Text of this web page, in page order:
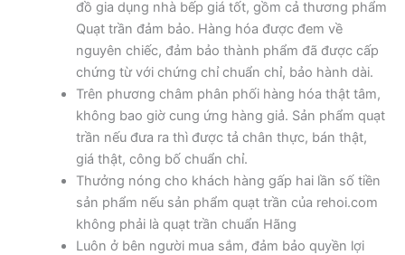
đồ gia dụng nhà bếp giá tốt, gồm cả thương phẩm
Quạt trần đảm bảo. Hàng hóa được đem về
nguyên chiếc, đảm bảo thành phẩm đã được cấp
chứng từ với chứng chỉ chuẩn chỉ, bảo hành dài.
Trên phương châm phân phối hàng hóa thật tâm,
không bao giờ cung ứng hàng giả. Sản phẩm quạt
trần nếu đưa ra thì được tả chân thực, bán thật,
giá thật, công bố chuẩn chỉ.
Thưởng nóng cho khách hàng gấp hai lần số tiền
sản phẩm nếu sản phẩm quạt trần của rehoi.com
không phải là quạt trần chuẩn Hãng
Luôn ở bên người mua sắm, đảm bảo quyền lợi